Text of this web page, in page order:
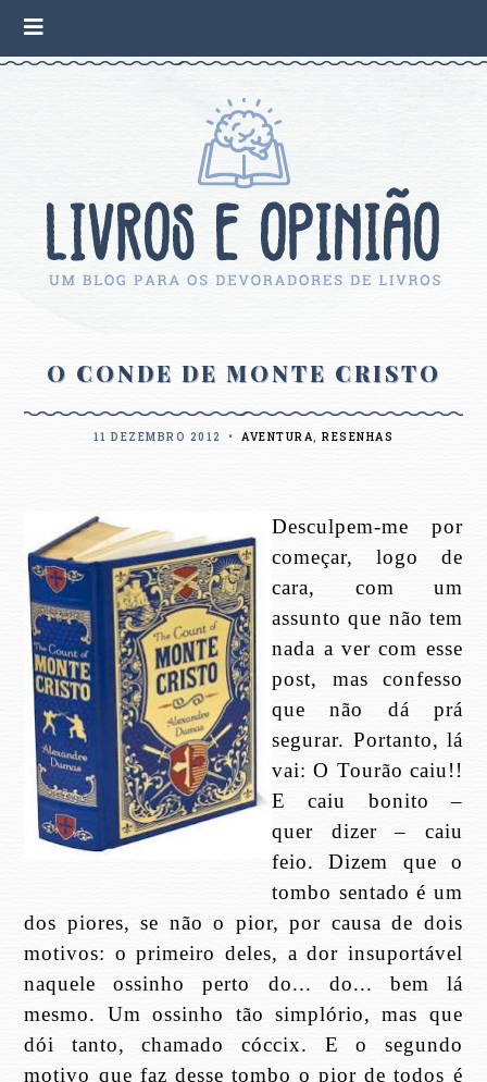
O CONDE DE MONTE CRISTO
11 DEZEMBRO 2012 • AVENTURA, RESENHAS
Desculpem-me por
começar, logo de
cara, com um
assunto que não tem
nada a ver com esse
post, mas confesso
que não dá prá
segurar. Portanto, lá
vai: O Tourão caiu!!
E caiu bonito –
quer dizer – caiu
feio. Dizem que o
tombo sentado é um
dos piores, se não o pior, por causa de dois
motivos: o primeiro deles, a dor insuportável
naquele ossinho perto do... do... bem lá
mesmo. Um ossinho tão simplório, mas que
dói tanto, chamado cóccix. E o segundo
motivo que faz desse tombo o pior de todos é